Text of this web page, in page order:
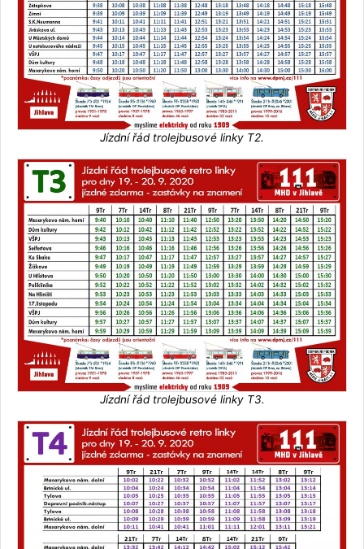
Jízdní řád trolejbusové linky T2.
Jízdní řád trolejbusové linky T3.